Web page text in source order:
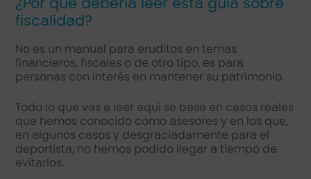
¿Por qué debería leer esta guía sobre
fiscalidad?
No es un manual para eruditos en temas
financieros, fiscales o de otro tipo, es para
personas con interés en mantener su patrimonio.
Todo lo que vas a leer aquí se basa en casos reales
que hemos conocido como asesores y en los que,
en algunos casos y desgraciadamente para el
deportista, no hemos podido llegar a tiempo de
evitarlos.